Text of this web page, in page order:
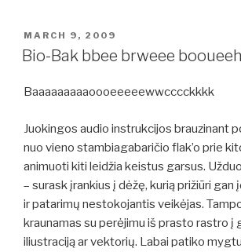
POSTED
ON
MARCH 9, 2009
Bio-Bak bbee brweee
Baaaaaaaaaoooeeeeewwcccckkkk
Juokingos audio instrukcijos brauzinant
nuo vieno stambiagabaričio flak’o prie
animuoti kiti leidžia keistus garsus.
– surask įrankius į dėžę, kurią prižiūri gan
ir patarimų nestokojantis veikėjas.
kraunamas su perėjimu iš prasto rastro į
iliustraciją ar vektorių. Labai patiko